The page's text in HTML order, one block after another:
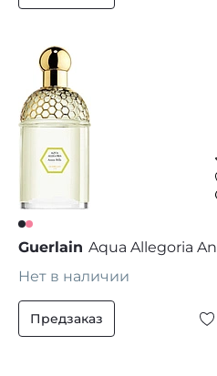
Guerlain Aqua Allegoria
Нет в наличии
Предзаказ